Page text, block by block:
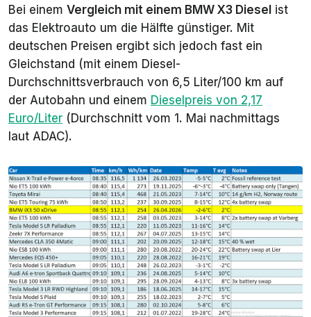
Bei einem Vergleich mit einem BMW X3 Diesel ist
das Elektroauto um die Hälfte günstiger. Mit
deutschen Preisen ergibt sich jedoch fast ein
Gleichstand (mit einem Diesel-
Durchschnittsverbrauch von 6,5 Liter/100 km auf
der Autobahn und einem Dieselpreis von 2,17
Euro/Liter (Durchschnitt vom 1. Mai nachmittags
laut ADAC).